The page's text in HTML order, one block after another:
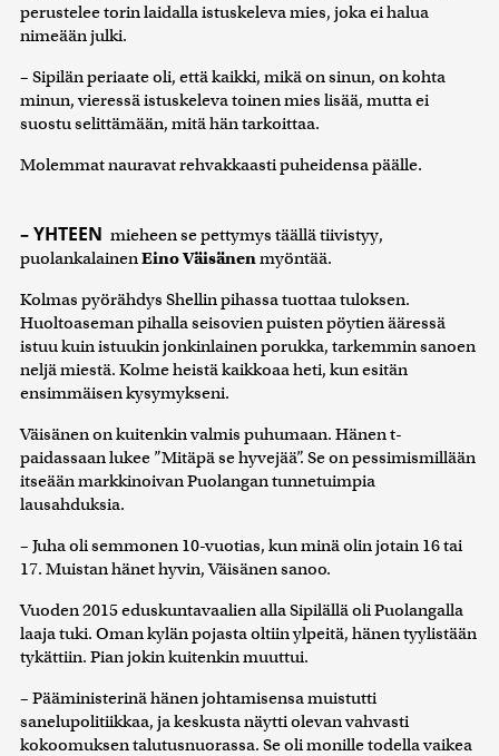
perustelee torin laidalla istuskeleva mies, joka ei halua
nimeään julki.
– Sipilän periaate oli, että kaikki, mikä on sinun, on kohta
minun, vieressä istuskeleva toinen mies lisää, mutta ei
suostu selittämään, mitä hän tarkoittaa.
Molemmat nauravat rehvakkaasti puheidensa päälle.
– YHTEEN mieheen se pettymys täällä tiivistyy,
puolankalainenEino Väisänenmyöntää.
Kolmas pyörähdys Shellin pihassa tuottaa tuloksen.
Huoltoaseman pihalla seisovien puisten pöytien ääressä
istuu kuin istuukin jonkinlainen porukka, tarkemmin sanoen
neljä miestä. Kolme heistä kaikkoaa heti, kun esitän
ensimmäisen kysymykseni.
Väisänen on kuitenkin valmis puhumaan. Hänen t-
paidassaan lukee ”Mitäpä se hyvejää”. Se on pessimismillään
itseään markkinoivan Puolangan tunnetuimpia
lausahduksia.
– Juha oli semmonen 10-vuotias, kun minä olin jotain 16 tai
17. Muistan hänet hyvin, Väisänen sanoo.
Vuoden 2015 eduskuntavaalien alla Sipilällä oli Puolangalla
laaja tuki. Oman kylän pojasta oltiin ylpeitä, hänen tyylistään
tykättiin. Pian jokin kuitenkin muuttui.
– Pääministerinä hänen johtamisensa muistutti
sanelupolitiikkaa, ja keskusta näytti olevan vahvasti
kokoomuksen talutusnuorassa. Se oli monille todella vaikea